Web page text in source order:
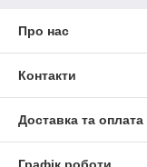
Про нас
Контакти
Доставка та оплата